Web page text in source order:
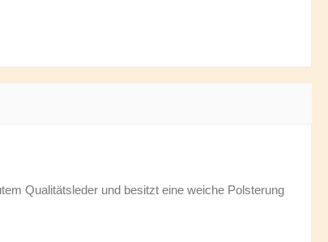
Qualitätsleder und besitzt eine weiche Polsterung